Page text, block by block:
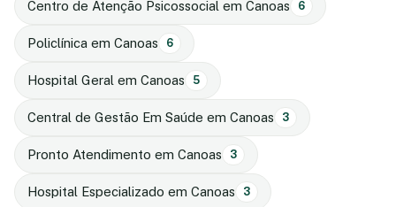
Centro de Atenção Psicossocial em Canoas 6
Policlínica em Canoas 6
Hospital Geral em Canoas 5
Central de Gestão Em Saúde em Canoas 3
Pronto Atendimento em Canoas 3
Hospital Especializado em Canoas 3